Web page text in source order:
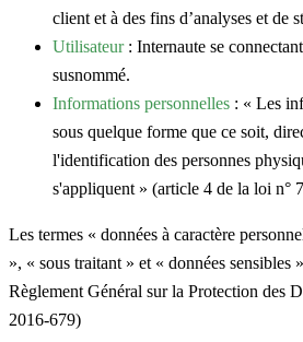
client et à des fins d’analyses et de
Utilisateur: Internaute se
susnommé.
Informations personnelles : « Les
sous quelque forme que ce soit,
l'identification des personnes
s'appliquent » (article 4 de la loi n°
Les termes « données à caractère
», « sous traitant » et « données sensibles
Règlement Général sur la Protection des
2016-679)